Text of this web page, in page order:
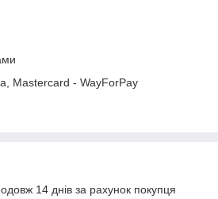
Mastercard - WayForPay
14 днів за рахунок покупця